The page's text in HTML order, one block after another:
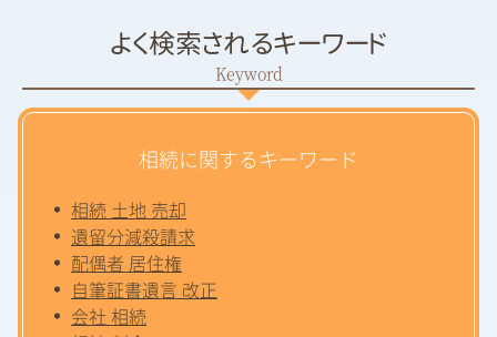
よく検索されるキーワード
相続に関するキーワード
相続 土地 売却
遺留分減殺請求
配偶者 居住権
自筆証書遺言 改正
会社 相続